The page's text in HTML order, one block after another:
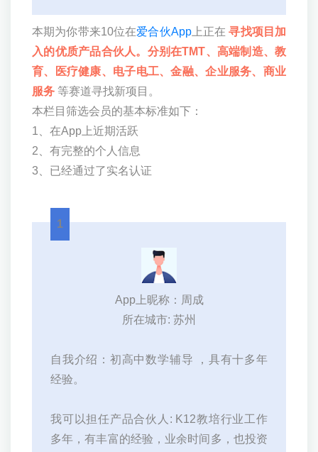
本期为你带来10位在爱合伙App上正在 寻找项目加
入的优质产品合伙人。分别在TMT、高端制造、教
育、医疗健康、电子电工、金融、企业服务、商业
服务 等赛道寻找新项目。
本栏目筛选会员的基本标准如下：
1、在App上近期活跃
2、有完整的个人信息
3、已经通过了实名认证
1
App上昵称：周成
所在城市: 苏州
自我介绍：初高中数学辅导 ，具有十多年
经验。
我可以担任产品合伙人: K12教培行业工作
多年，有丰富的经验，业余时间多，也投资